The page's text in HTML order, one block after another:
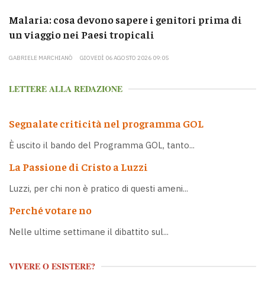
Malaria: cosa devono sapere i genitori prima di
un viaggio nei Paesi tropicali
GABRIELE MARCHIANÒ GIOVEDÌ 06 AGOSTO 2026 09:05
LETTERE ALLA REDAZIONE
Segnalate criticità nel programma GOL
È uscito il bando del Programma GOL, tanto...
La Passione di Cristo a Luzzi
Luzzi, per chi non è pratico di questi ameni...
Perché votare no
Nelle ultime settimane il dibattito sul...
VIVERE O ESISTERE?